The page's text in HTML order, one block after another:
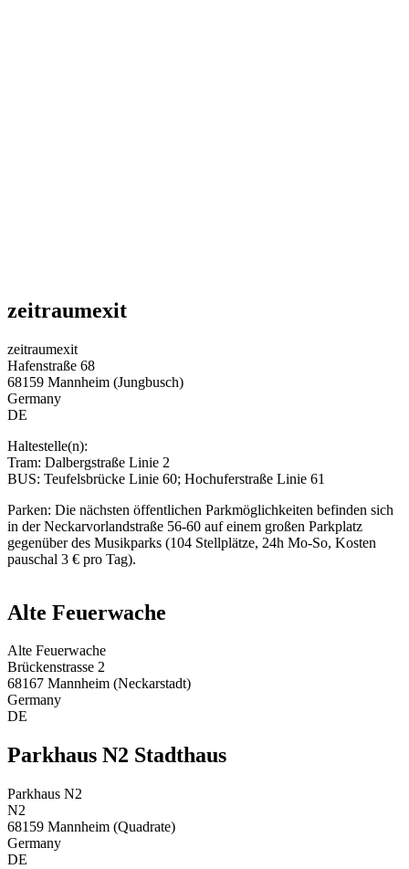
zeitraumexit
zeitraumexit
Hafenstraße 68
68159 Mannheim (Jungbusch)
Germany
DE
Haltestelle(n):
Tram: Dalbergstraße Linie 2
BUS: Teufelsbrücke Linie 60; Hochuferstraße Linie 61
Parken: Die nächsten öffentlichen Parkmöglichkeiten befinden sich
in der Neckarvorlandstraße 56-60 auf einem großen Parkplatz
gegenüber des Musikparks (104 Stellplätze, 24h Mo-So, Kosten
pauschal 3 € pro Tag).
Alte Feuerwache
Alte Feuerwache
Brückenstrasse 2
68167 Mannheim (Neckarstadt)
Germany
DE
Parkhaus N2 Stadthaus
Parkhaus N2
N2
68159 Mannheim (Quadrate)
Germany
DE